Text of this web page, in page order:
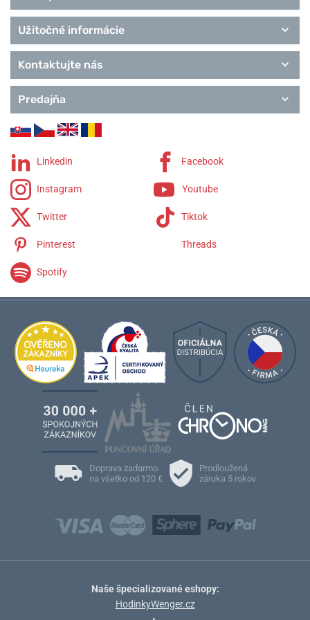
Užitočné informácie
Kontaktujte nás
Predajňa
Linkedin Facebook
Instagram Youtube
Twitter Tiktok
Pinterest Threads
Spotify
Doprava zadarmo
na všetko od 120 €
Prodloužená
záruka 5 rokov
Naše špecializované eshopy:
HodinkyWenger.cz